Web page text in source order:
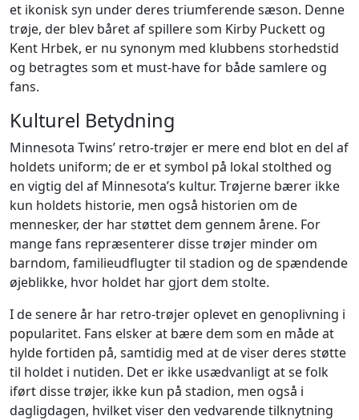
et ikonisk syn under deres triumferende sæson. Denne
trøje, der blev båret af spillere som Kirby Puckett og
Kent Hrbek, er nu synonym med klubbens storhedstid
og betragtes som et must-have for både samlere og
fans.
Kulturel Betydning
Minnesota Twins’ retro-trøjer er mere end blot en del af
holdets uniform; de er et symbol på lokal stolthed og
en vigtig del af Minnesota’s kultur. Trøjerne bærer ikke
kun holdets historie, men også historien om de
mennesker, der har støttet dem gennem årene. For
mange fans repræsenterer disse trøjer minder om
barndom, familieudflugter til stadion og de spændende
øjeblikke, hvor holdet har gjort dem stolte.
I de senere år har retro-trøjer oplevet en genoplivning i
popularitet. Fans elsker at bære dem som en måde at
hylde fortiden på, samtidig med at de viser deres støtte
til holdet i nutiden. Det er ikke usædvanligt at se folk
iført disse trøjer, ikke kun på stadion, men også i
dagligdagen, hvilket viser den vedvarende tilknytning